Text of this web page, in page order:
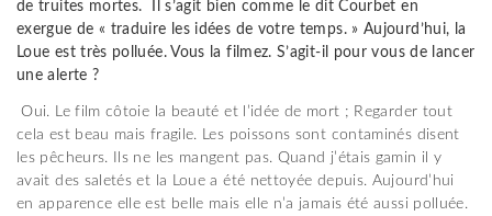
de truites mortes. Il s’agit bien comme le dit Courbet en
exergue de « traduire les idées de votre temps. » Aujourd’hui, la
Loue est très polluée. Vous la filmez. S’agit-il pour vous de lancer
une alerte ?
Oui. Le film côtoie la beauté et l’idée de mort ; Regarder tout
cela est beau mais fragile. Les poissons sont contaminés disent
les pêcheurs. Ils ne les mangent pas. Quand j’étais gamin il y
avait des saletés et la Loue a été nettoyée depuis. Aujourd’hui
en apparence elle est belle mais elle n’a jamais été aussi polluée.